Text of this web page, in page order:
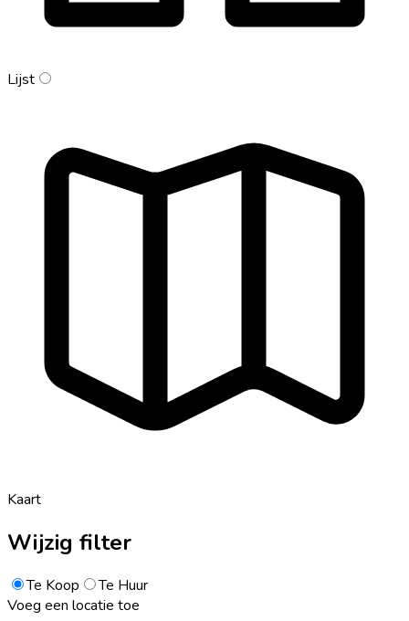
Lijst
Kaart
Wijzig filter
Te Koop
Te Huur
Voeg een locatie toe